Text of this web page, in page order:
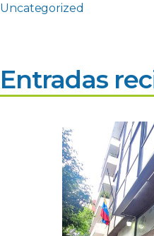
Uncategorized
Entradas